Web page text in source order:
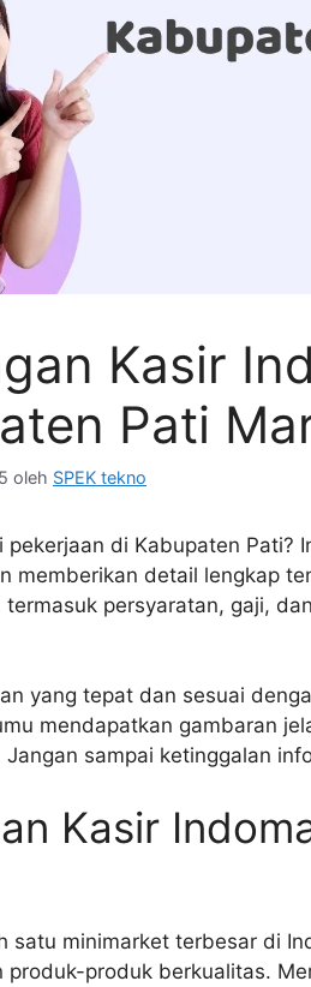
Kasir
Pati
oleh SPEK tekno
pekerjaan di Kabupaten
memberikan detail lengkap
termasuk persyaratan, gaji,
yang tepat dan sesuai
mendapatkan gambaran
Jangan sampai ketinggalan
Kasir
satu minimarket terbesar di
produk-produk berkualitas.